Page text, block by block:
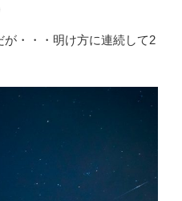
・・・明け方に連続して2